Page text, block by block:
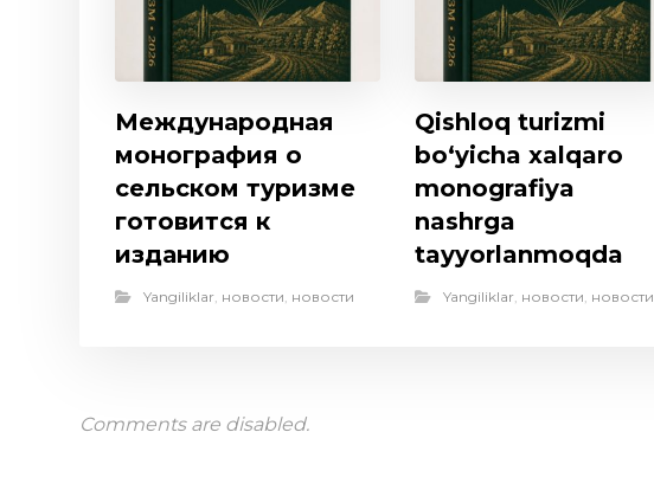
Международная
монография о
сельском туризме
готовится к
изданию
Yangiliklar новости новости
Qishloq turizmi
bo‘yicha xalqaro
monografiya
nashrga
tayyorlanmoqda
Yangiliklar новости новости
Comments are disabled.